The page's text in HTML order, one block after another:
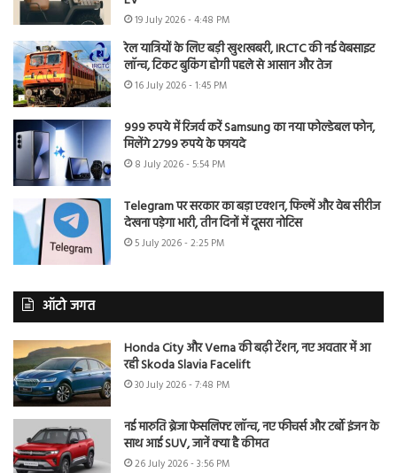
19 July 2026 - 4:48 PM
रेल यात्रियों के लिए बड़ी खुशखबरी, IRCTC की नई वेबसाइट
लॉन्च, टिकट बुकिंग होगी पहले से आसान और तेज
16 July 2026 - 1:45 PM
999 रुपये में रिजर्व करें Samsung का नया फोल्डेबल फोन,
मिलेंगे 2799 रुपये के फायदे
8 July 2026 - 5:54 PM
Telegram पर सरकार का बड़ा एक्शन, फिल्में और वेब सीरीज
देखना पड़ेगा भारी, तीन दिनों में दूसरा नोटिस
5 July 2026 - 2:25 PM
ऑटो जगत
Honda City और Verna की बढ़ी टेंशन, नए अवतार में आ
रही Skoda Slavia Facelift
30 July 2026 - 7:48 PM
नई मारुति ब्रेजा फेसलिफ्ट लॉन्च, नए फीचर्स और टर्बो इंजन के
साथ आई SUV, जानें क्या है कीमत
26 July 2026 - 3:56 PM